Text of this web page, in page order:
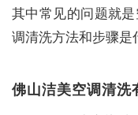
其中常见的问题就
调清洗方法和步骤是
佛山洁美空调清洗